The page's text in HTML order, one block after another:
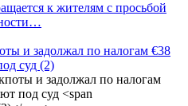
к жителям с просьбой
и задолжал по налогам €38
суд (2)